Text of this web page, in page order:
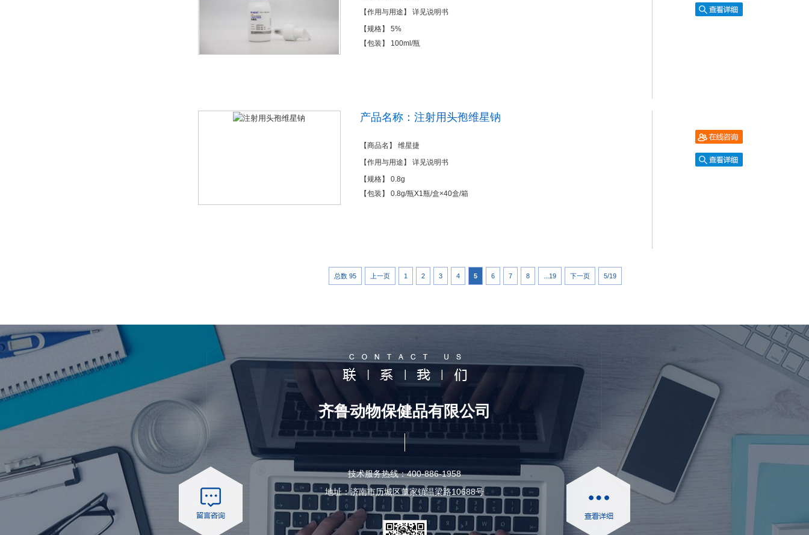
【作用与用途】 详见说明书
【规格】 5%
【包装】 100ml/瓶
产品名称：注射用头孢维星钠
【商品名】 维星捷
【作用与用途】 详见说明书
【规格】 0.8g
【包装】 0.8g/瓶X1瓶/盒×40盒/箱
总数 95 上一页 1 2 3 4 5 6 7 8 ...19 下一页 5/19
齐鲁动物保健品有限公司
技术服务热线：400-886-1958
地址：济南市历城区董家镇温梁路10688号